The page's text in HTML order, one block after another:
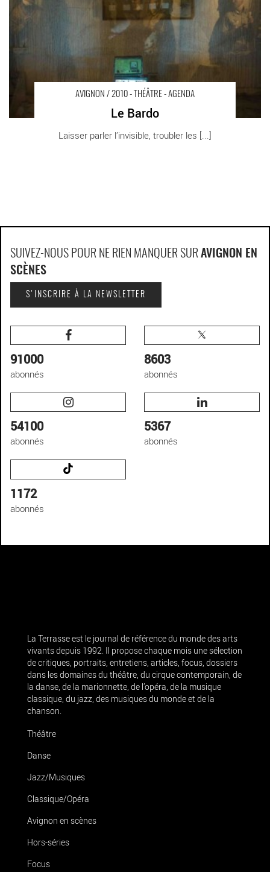
AVIGNON / 2010 - THÉÂTRE - AGENDA
Le Bardo
Laisser parler l’invisible, troubler les [...]
SUIVEZ-NOUS POUR NE RIEN MANQUER SUR AVIGNON EN
SCÈNES
S'INSCRIRE À LA NEWSLETTER
91000
abonnés
8603
abonnés
54100
abonnés
5367
abonnés
1172
abonnés
La Terrasse est le journal de référence du monde des arts
vivants depuis 1992. Il propose chaque mois une sélection
de critiques, portraits, entretiens, articles, focus, dossiers
dans les domaines du théâtre, du cirque contemporain, de
la danse, de la marionnette, de l’opéra, de la musique
classique, du jazz, des musiques du monde et de la
chanson.
Théâtre
Danse
Jazz/Musiques
Classique/Opéra
Avignon en scènes
Hors-séries
Focus